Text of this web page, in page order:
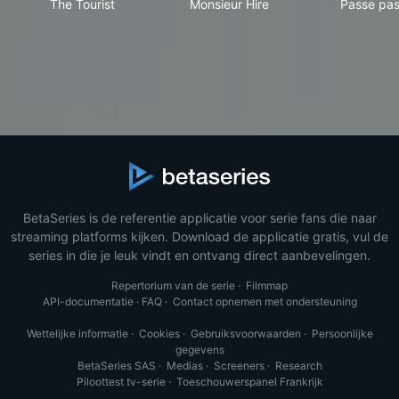
The Tourist Monsieur Hire Passe
BetaSeries is de referentie applicatie voor serie fans die naar
streaming platforms kijken. Download de applicatie gratis, vul de
series in die je leuk vindt en ontvang direct aanbevelingen.
Repertorium van de serie · Filmmap
API-documentatie· FAQ· Contact opnemen met ondersteuning
Wettelijke informatie· Cookies· Gebruiksvoorwaarden · Persoonlijke
gegevens
BetaSeries SAS · Medias· Screeners· Research
Piloottest tv-serie· Toeschouwerspanel Frankrijk